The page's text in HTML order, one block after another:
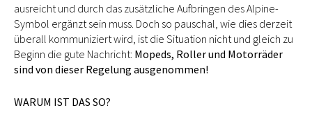
ausreicht und durch das zusätzliche Aufbringen des Alpine-
Symbol ergänzt sein muss. Doch so pauschal, wie dies derzeit
überall kommuniziert wird, ist die Situation nicht und gleich zu
Beginn die gute Nachricht: Mopeds, Roller und Motorräder
sind von dieser Regelung ausgenommen!
WARUM IST DAS SO?